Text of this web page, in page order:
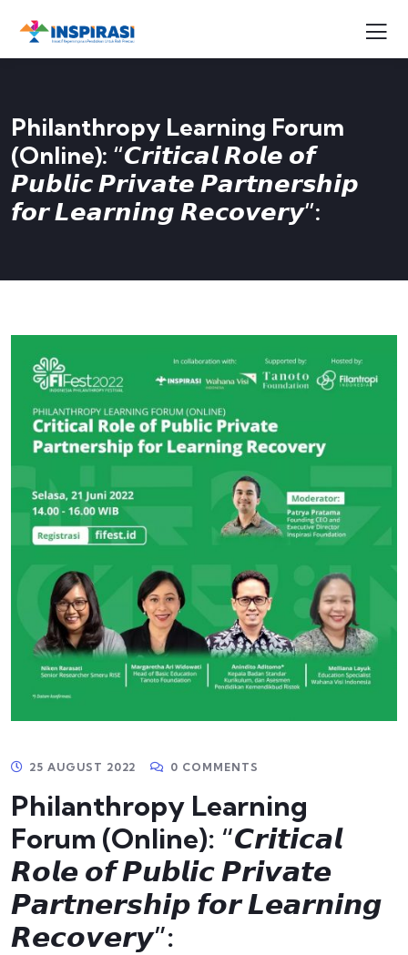
Philanthropy Learning Forum
(Online): “𝘾𝙧𝙞𝙩𝙞𝙘𝙖𝙡 𝙍𝙤𝙡𝙚 𝙤𝙛
𝙋𝙪𝙗𝙡𝙞𝙘 𝙋𝙧𝙞𝙫𝙖𝙩𝙚 𝙋𝙖𝙧𝙩𝙣𝙚𝙧𝙨𝙝𝙞𝙥
𝙛𝙤𝙧 𝙇𝙚𝙖𝙧𝙣𝙞𝙣𝙜 𝙍𝙚𝙘𝙤𝙫𝙚𝙧𝙮”:
25 AUGUST 2022 0 COMMENTS
Philanthropy Learning
Forum (Online): “𝘾𝙧𝙞𝙩𝙞𝙘𝙖𝙡
𝙍𝙤𝙡𝙚 𝙤𝙛 𝙋𝙪𝙗𝙡𝙞𝙘 𝙋𝙧𝙞𝙫𝙖𝙩𝙚
𝙋𝙖𝙧𝙩𝙣𝙚𝙧𝙨𝙝𝙞𝙥 𝙛𝙤𝙧 𝙇𝙚𝙖𝙧𝙣𝙞𝙣𝙜
𝙍𝙚𝙘𝙤𝙫𝙚𝙧𝙮”: